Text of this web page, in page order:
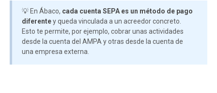
💡 En Ábaco, cada cuenta SEPA es un método de pago
diferentey queda vinculada a un acreedor concreto.
Esto te permite, por ejemplo, cobrar unas actividades
desde la cuenta del AMPA y otras desde la cuenta de
una empresa externa.